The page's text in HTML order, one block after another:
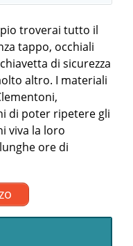
troverai tutto il
tappo, occhiali
di sicurezza
altro. I materiali
di poter ripetere gli
viva la loro
ore di